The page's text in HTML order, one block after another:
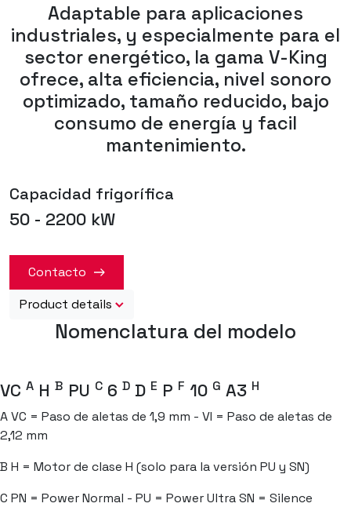
Adaptable para aplicaciones
industriales, y especialmente para el
sector energético, la gama V-King
ofrece, alta eficiencia, nivel sonoro
optimizado, tamaño reducido, bajo
consumo de energía y facil
mantenimiento.
Capacidad frigorífica
50 - 2200 kW
Contacto
Product details
Nomenclatura del modelo
VC A H B PU C 6 D D E P F 10 G A3 H
AVC = Paso de aletas de 1,9 mm - VI = Paso de aletas de
2,12 mm
B H = Motor de clase H (solo para la versión PU y SN)
C PN = Power Normal - PU = Power Ultra SN = Silence